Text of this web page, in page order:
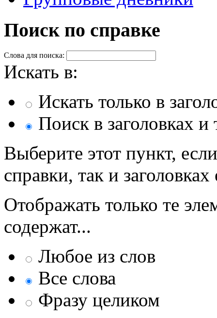
Поиск по справке
Слова для поиска:
Искать в:
Искать только в
Поиск в заголовках и
Выберите этот пункт,
справки, так и
Отображать только те
содержат...
Любое из слов
Все слова
Фразу целиком